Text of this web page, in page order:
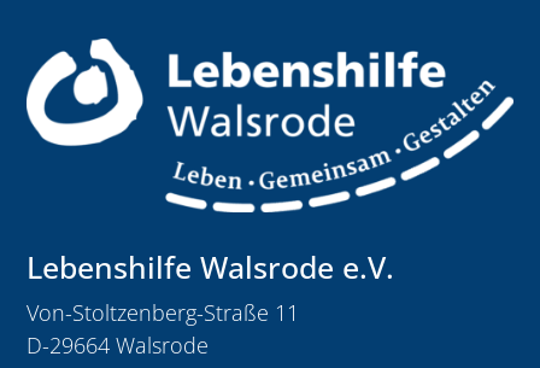
Lebenshilfe Walsrode e.V.
Von-Stoltzenberg-Straße 11
D-29664 Walsrode